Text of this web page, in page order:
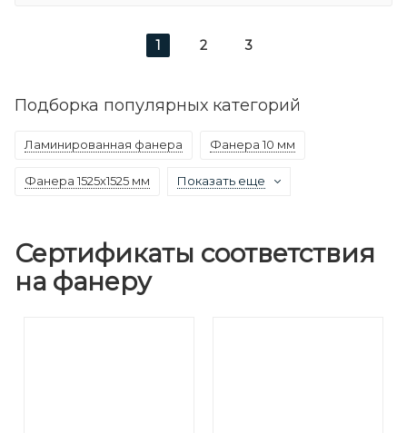
1 2 3
Подборка популярных категорий
Ламинированная фанера Фанера 10 мм
Фанера 1525х1525 мм Показать еще
Сертификаты соответствия
на фанеру